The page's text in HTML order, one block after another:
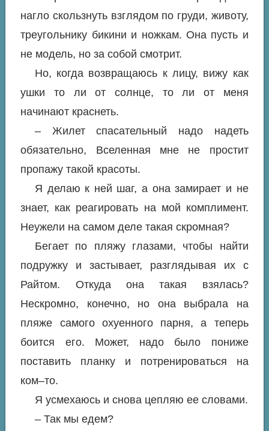
нагло скользнуть взглядом по груди, животу,
треугольнику бикини и ножкам. Она пусть и
не модель, но за собой смотрит.
Но, когда возвращаюсь к лицу, вижу как
ушки то ли от солнце, то ли от меня
начинают краснеть.
– Жилет спасательный надо надеть
обязательно, Вселенная мне не простит
пропажу такой красоты.
Я делаю к ней шаг, а она замирает и не
знает, как реагировать на мой комплимент.
Неужели на самом деле такая скромная?
Бегает по пляжу глазами, чтобы найти
подружку и застывает, разглядывая их с
Райтом. Откуда она такая взялась?
Нескромно, конечно, но она выбрала на
пляже самого охуенного парня, а теперь
боится его. Может, надо было пониже
поставить планку и потренироваться на
ком–то.
Я усмехаюсь и снова цепляю ее словами.
– Так мы едем?